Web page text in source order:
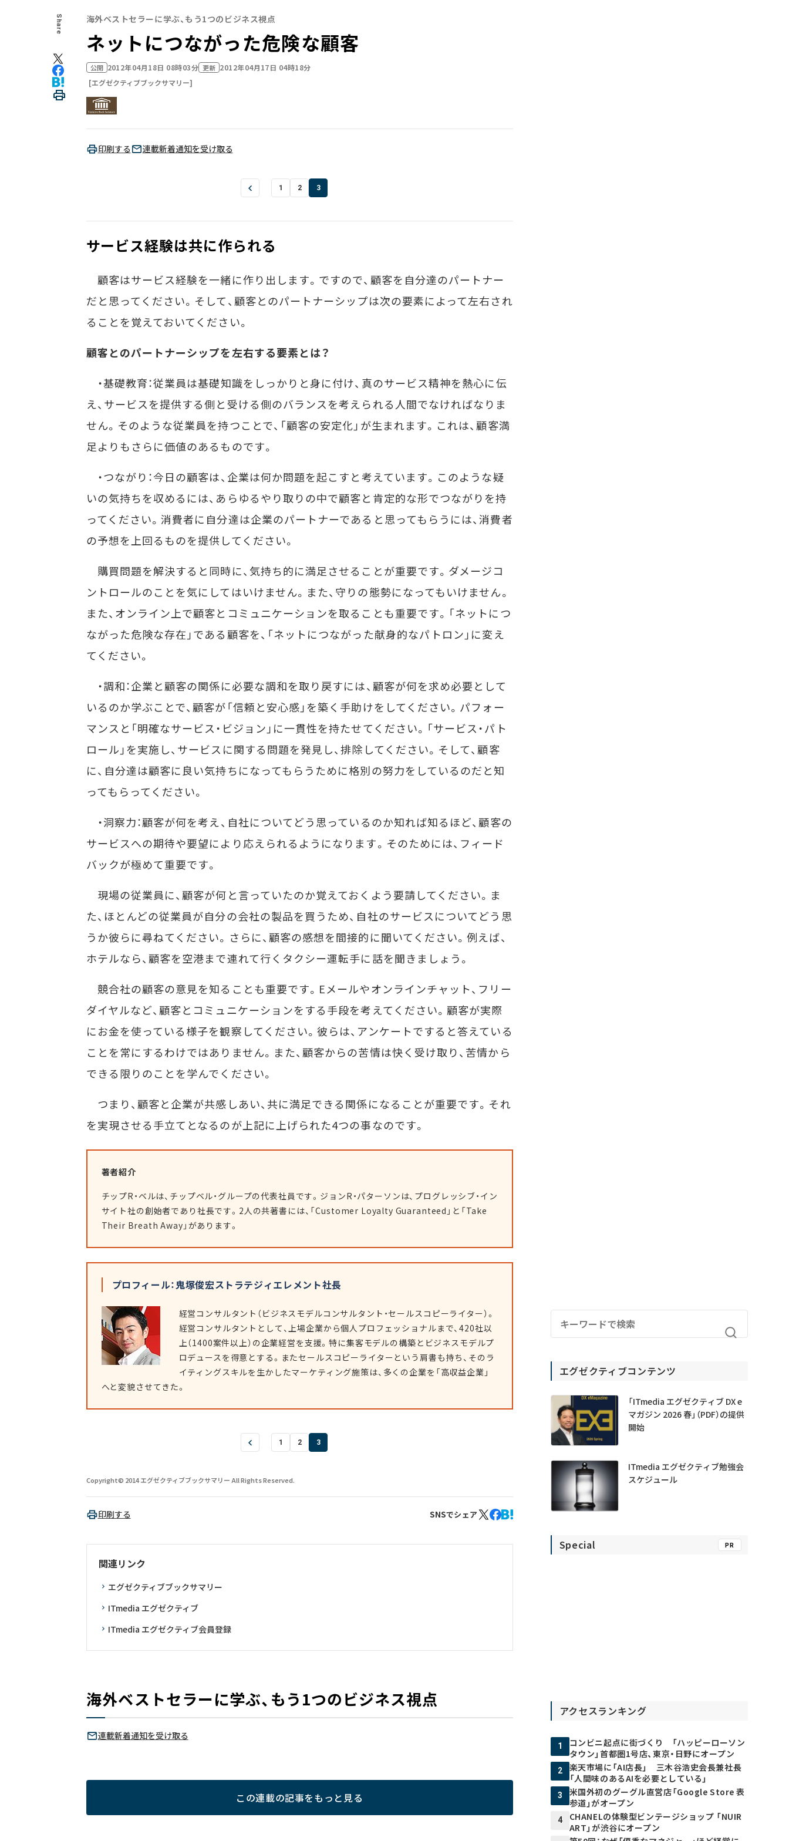
Share 海外ベストセラーに学ぶ、もう1つのビジネス視点
ネットにつながった危険な顧客
公開 2012年04月18日 08時03分 更新 2012年04月17日 04時18分
[エグゼクティブブックサマリー]
印刷する 連載新着通知を受け取る
1 2 3
サービス経験は共に作られる
顧客はサービス経験を一緒に作り出します。ですので、顧客を自分達のパートナー
だと思ってください。そして、顧客とのパートナーシップは次の要素によって左右され
ることを覚えておいてください。
顧客とのパートナーシップを左右する要素とは？
・基礎教育：従業員は基礎知識をしっかりと身に付け、真のサービス精神を熱心に伝
え、サービスを提供する側と受ける側のバランスを考えられる人間でなければなりま
せん。そのような従業員を持つことで、「顧客の安定化」が生まれます。これは、顧客満
足よりもさらに価値のあるものです。
・つながり：今日の顧客は、企業は何か問題を起こすと考えています。このような疑
いの気持ちを収めるには、あらゆるやり取りの中で顧客と肯定的な形でつながりを持
ってください。消費者に自分達は企業のパートナーであると思ってもらうには、消費者
の予想を上回るものを提供してください。
購買問題を解決すると同時に、気持ち的に満足させることが重要です。ダメージコ
ントロールのことを気にしてはいけません。また、守りの態勢になってもいけません。
また、オンライン上で顧客とコミュニケーションを取ることも重要です。「ネットにつ
ながった危険な存在」である顧客を、「ネットにつながった献身的なパトロン」に変え
てください。
・調和：企業と顧客の関係に必要な調和を取り戻すには、顧客が何を求め必要として
いるのか学ぶことで、顧客が「信頼と安心感」を築く手助けをしてください。パフォー
マンスと「明確なサービス・ビジョン」に一貫性を持たせてください。「サービス・パト
ロール」を実施し、サービスに関する問題を発見し、排除してください。そして、顧客
に、自分達は顧客に良い気持ちになってもらうために格別の努力をしているのだと知
ってもらってください。
・洞察力：顧客が何を考え、自社についてどう思っているのか知れば知るほど、顧客の
サービスへの期待や要望により応えられるようになります。そのためには、フィード
バックが極めて重要です。
現場の従業員に、顧客が何と言っていたのか覚えておくよう要請してください。ま
た、ほとんどの従業員が自分の会社の製品を買うため、自社のサービスについてどう思
うか彼らに尋ねてください。さらに、顧客の感想を間接的に聞いてください。例えば、
ホテルなら、顧客を空港まで連れて行くタクシー運転手に話を聞きましょう。
競合社の顧客の意見を知ることも重要です。Eメールやオンラインチャット、フリー
ダイヤルなど、顧客とコミュニケーションをする手段を考えてください。顧客が実際
にお金を使っている様子を観察してください。彼らは、アンケートですると答えている
ことを常にするわけではありません。また、顧客からの苦情は快く受け取り、苦情から
できる限りのことを学んでください。
つまり、顧客と企業が共感しあい、共に満足できる関係になることが重要です。それ
を実現させる手立てとなるのが上記に上げられた4つの事なのです。
著者紹介
チップR・ベルは、チップベル・グループの代表社員です。ジョンR・パターソンは、プログレッシブ・イン
サイト社の創始者であり社長です。2人の共著書には、「Customer Loyalty Guaranteed」と「Take
Their Breath Away」があります。
プロフィール：鬼塚俊宏ストラテジィエレメント社長
経営コンサルタント（ビジネスモデルコンサルタント・セールスコピーライター）。
経営コンサルタントとして、上場企業から個人プロフェッショナルまで、420社以
上（1400案件以上）の企業経営を支援。特に集客モデルの構築とビジネスモデルプ
ロデュースを得意とする。またセールスコピーライターという肩書も持ち、そのラ
イティングスキルを生かしたマーケティング施策は、多くの企業を「高収益企業」
へと変貌させてきた。
1 2 3
Copyright© 2014 エグゼクティブブックサマリー All Rights Reserved.
印刷する SNSでシェア
関連リンク
エグゼクティブブックサマリー
ITmedia エグゼクティブ
ITmedia エグゼクティブ会員登録
海外ベストセラーに学ぶ、もう1つのビジネス視点
連載新着通知を受け取る
この連載の記事をもっと見る
エグゼクティブコンテンツ
「ITmedia エグゼクティブ DX e
マガジン 2026 春」（PDF）の提供
開始
ITmedia エグゼクティブ勉強会
スケジュール
Special PR
アクセスランキング
1
コンビニ起点に街づくり 「ハッピーローソン
タウン」首都圏1号店、東京・日野にオープン
2
楽天市場に「AI店長」 三木谷浩史会長兼社長
「人間味のあるAIを必要としている」
3
米国外初のグーグル直営店「Google Store 表
参道」がオープン
4
CHANELの体験型ビンテージショップ 「NUIR
ART」が渋谷にオープン